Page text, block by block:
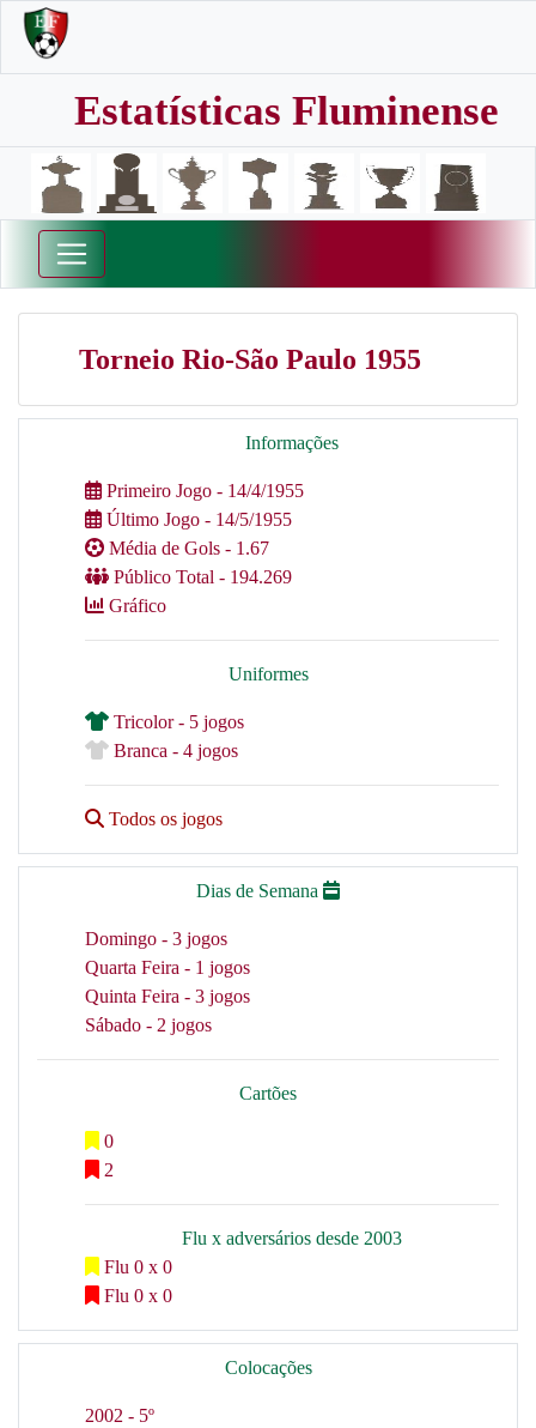
Estatísticas Fluminense
Torneio Rio-São Paulo 1955
Informações
Primeiro Jogo - 14/4/1955
Último Jogo - 14/5/1955
Média de Gols - 1.67
Público Total - 194.269
Gráfico
Uniformes
Tricolor - 5 jogos
Branca - 4 jogos
Todos os jogos
Dias de Semana
Domingo - 3 jogos
Quarta Feira - 1 jogos
Quinta Feira - 3 jogos
Sábado - 2 jogos
Cartões
0
2
Flu x adversários desde 2003
Flu 0 x 0
Flu 0 x 0
Colocações
2002 - 5º